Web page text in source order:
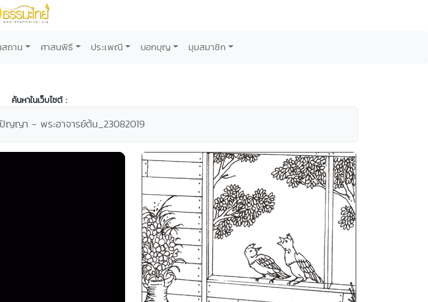
ถาน ศาสนพิธี ประเพณี บอกบุญ มุมสมาชิก
ค้นหาในเว็บไซต์ :
ญญา - พระอาจารย์ต้น_23082019